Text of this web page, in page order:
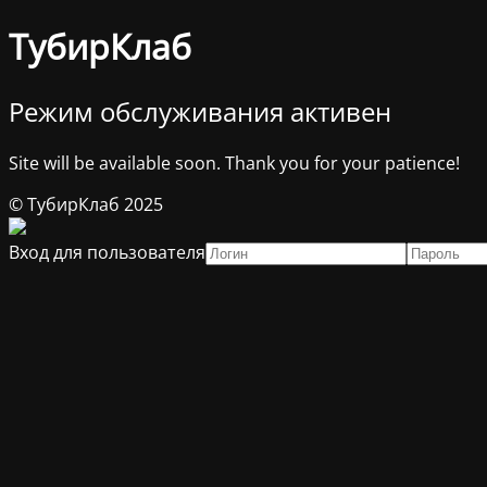
ТубирКлаб
Режим обслуживания активен
Site will be available soon. Thank you for your patience!
© ТубирКлаб 2025
Вход для пользователя